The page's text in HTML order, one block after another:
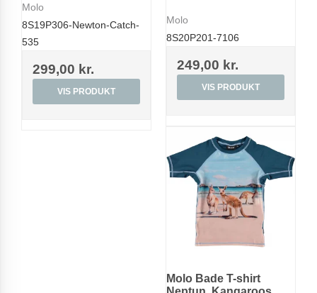
Molo
8S19P306-Newton-Catch-
535
299,00 kr.
VIS PRODUKT
Molo
8S20P201-7106
249,00 kr.
VIS PRODUKT
Molo Bade T-shirt